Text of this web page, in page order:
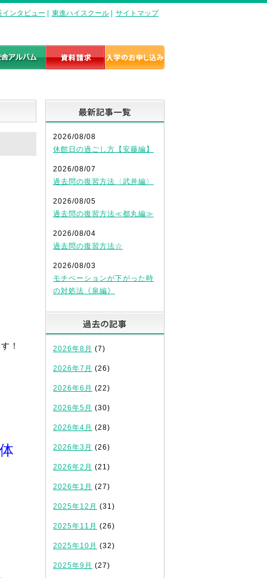
インタビュー 東進ハイスクール サイトマップ
！
2026/08/08
休館日の過ごし方【安藤編】
2026/08/07
過去問の復習方法〈武井編〉
2026/08/05
過去問の復習方法≪都丸編≫
2026/08/04
過去問の復習方法☆
2026/08/03
モチベーションが下がった時
の対処法《泉編》
2026年8月 (7)
2026年7月 (26)
2026年6月 (22)
2026年5月 (30)
2026年4月 (28)
2026年3月 (26)
2026年2月 (21)
2026年1月 (27)
2025年12月 (31)
2025年11月 (26)
2025年10月 (32)
2025年9月 (27)